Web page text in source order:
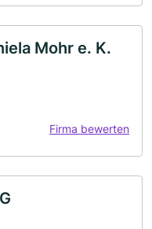
Mohr e. K.
Firma bewerten